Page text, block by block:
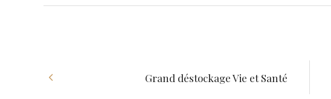
Grand déstockage Vie et Santé